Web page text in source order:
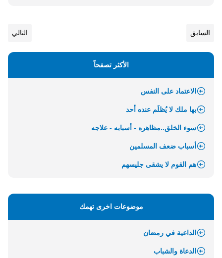
السابق التالي
الأكثر تصفحاً
الاعتماد على النفس
بها ملك لا يُظلَم عنده أحد
سوء الخلق..مظاهره - أسبابه - علاجه
أسباب ضعف المسلمين
هم القوم لا يشقى جليسهم
موضوعات اخرى تهمك
الداعية في رمضان
الدعاة والشباب